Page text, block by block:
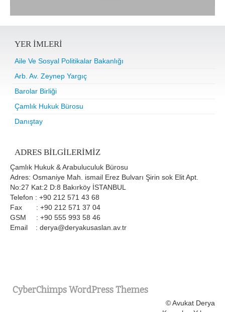
YER IMLERI
Aile Ve Sosyal Politikalar Bakanlığı
Arb. Av. Zeynep Yargıç
Barolar Birliği
Çamlık Hukuk Bürosu
Danıştay
ADRES BILGILERIMIZ
Çamlık Hukuk & Arabuluculuk Bürosu
Adres: Osmaniye Mah. ismail Erez Bulvarı Şirin sok Elit Apt.
No:27 Kat:2 D:8 Bakırköy İSTANBUL
Telefon : +90 212 571 43 68
Fax : +90 212 571 37 04
GSM : +90 555 993 58 46
Email : derya@deryakusaslan.av.tr
CyberChimps WordPress Themes
© Avukat Derya